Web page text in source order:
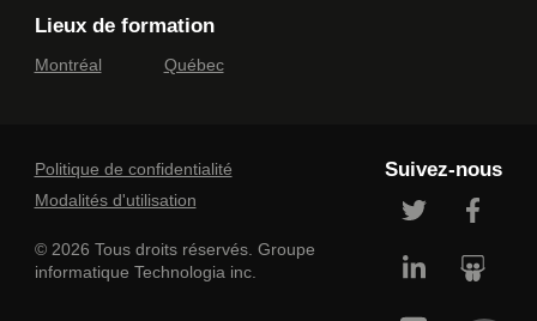
Lieux de formation
Montréal Québec
Politique de confidentialité
Modalités d'utilisation
© 2026 Tous droits réservés. Groupe
informatique Technologia inc.
Suivez-nous